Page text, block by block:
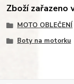
Zboží zařazeno
MOTO OBLEČENÍ
Boty na motorku